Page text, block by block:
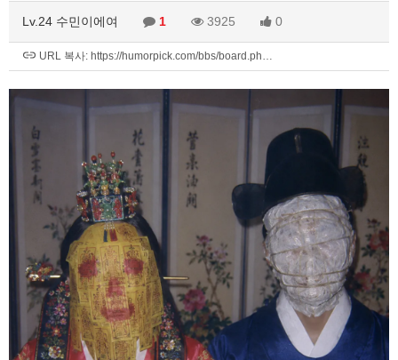
Lv.24 수민이에여 1 3925 0
URL 복사: https://humorpick.com/bbs/board.ph…